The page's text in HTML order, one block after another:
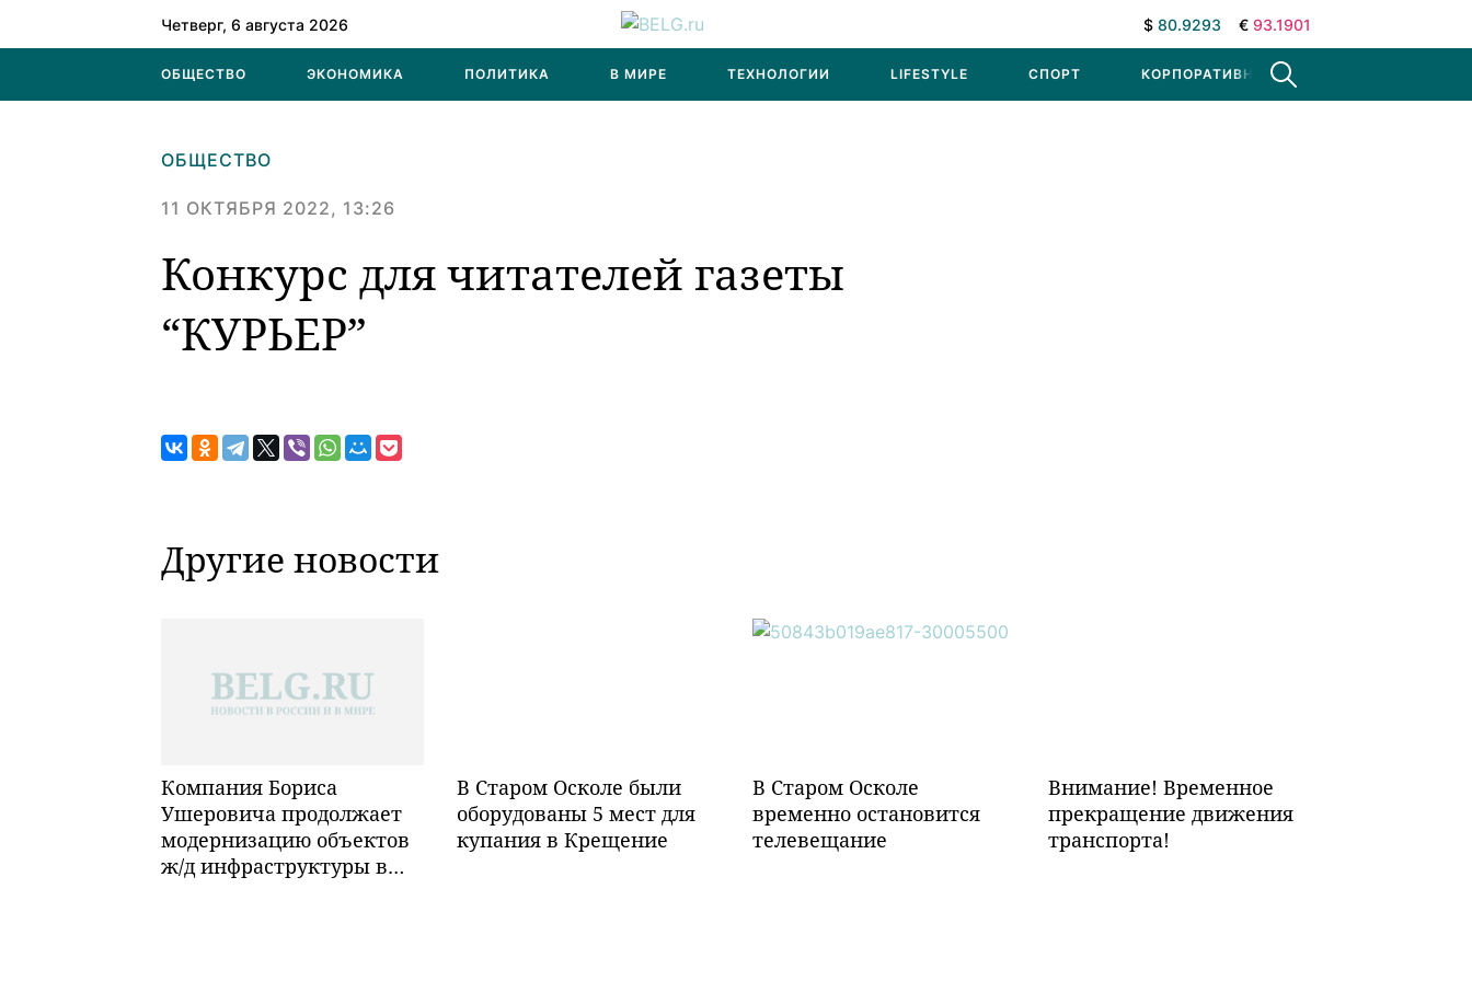
Четверг, 6 августа 2026 $ 80.9293 € 93.1901
ОБЩЕСТВО ЭКОНОМИКА ПОЛИТИКА В МИРЕ ТЕХНОЛОГИИ LIFESTYLE СПОРТ КОРПОРАТИВНЫЕ НОВОСТИ
ОБЩЕСТВО
11 ОКТЯБРЯ 2022, 13:26
Конкурс для читателей газеты
“КУРЬЕР”
Другие новости
Компания Бориса
Ушеровича продолжает
модернизацию объектов
ж/д инфраструктуры в
В Старом Осколе были
оборудованы 5 мест для
купания в Крещение
В Старом Осколе
временно остановится
телевещание
Внимание! Временное
прекращение движения
транспорта!